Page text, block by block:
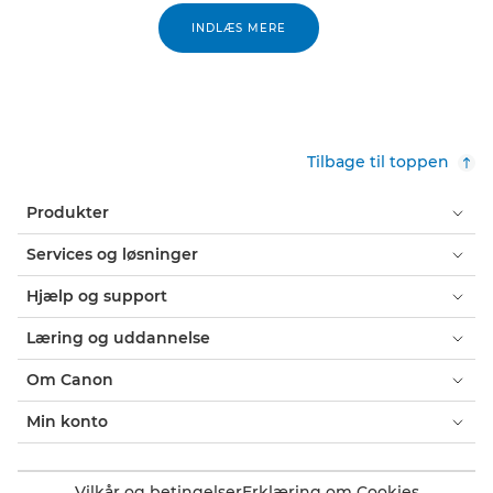
INDLÆS MERE
Tilbage til toppen
Produkter
Services og løsninger
Hjælp og support
Læring og uddannelse
Om Canon
Min konto